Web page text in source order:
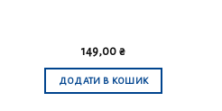
149,00 ₴
ДОДАТИ В КОШИК